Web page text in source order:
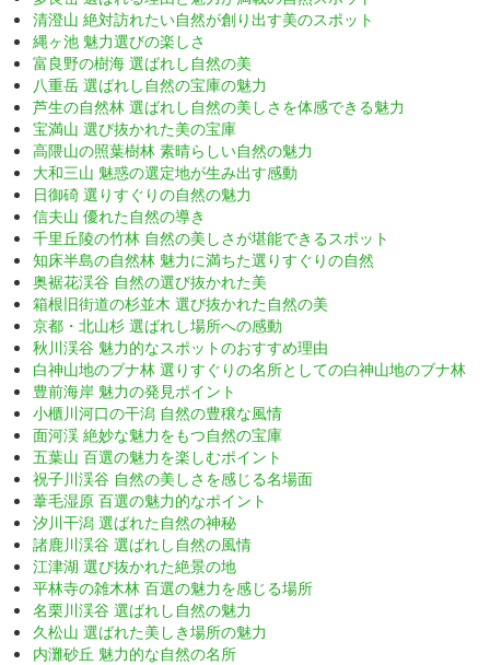
清澄山 絶対訪れたい自然が創り出す美のスポット
縄ヶ池 魅力選びの楽しさ
富良野の樹海 選ばれし自然の美
八重岳 選ばれし自然の宝庫の魅力
芦生の自然林 選ばれし自然の美しさを体感できる魅力
宝満山 選び抜かれた美の宝庫
高隈山の照葉樹林 素晴らしい自然の魅力
大和三山 魅惑の選定地が生み出す感動
日御碕 選りすぐりの自然の魅力
信夫山 優れた自然の導き
千里丘陵の竹林 自然の美しさが堪能できるスポット
知床半島の自然林 魅力に満ちた選りすぐりの自然
奥裾花渓谷 自然の選び抜かれた美
箱根旧街道の杉並木 選び抜かれた自然の美
京都・北山杉 選ばれし場所への感動
秋川渓谷 魅力的なスポットのおすすめ理由
白神山地のブナ林 選りすぐりの名所としての白神山地のブナ林
豊前海岸 魅力の発見ポイント
小櫃川河口の干潟 自然の豊穣な風情
面河渓 絶妙な魅力をもつ自然の宝庫
五葉山 百選の魅力を楽しむポイント
祝子川渓谷 自然の美しさを感じる名場面
葦毛湿原 百選の魅力的なポイント
汐川干潟 選ばれた自然の神秘
諸鹿川渓谷 選ばれし自然の風情
江津湖 選び抜かれた絶景の地
平林寺の雑木林 百選の魅力を感じる場所
名栗川渓谷 選ばれし自然の魅力
久松山 選ばれた美しき場所の魅力
内灘砂丘 魅力的な自然の名所